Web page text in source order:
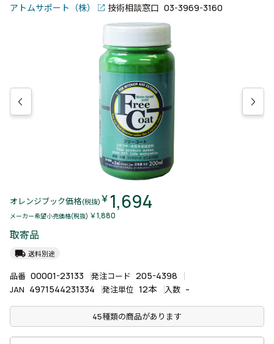
アトムサポート（株） 技術相談窓口 03-3969-3160
オレンジブック価格(税抜) ￥ 1,694
メーカー希望小売価格(税抜) ￥1,880
取寄品
local_shipping 送料別途
品番 00001-23133 発注コード 205-4398
JAN 4971544231334 発注単位 12本 入数 -
45種類の商品があります